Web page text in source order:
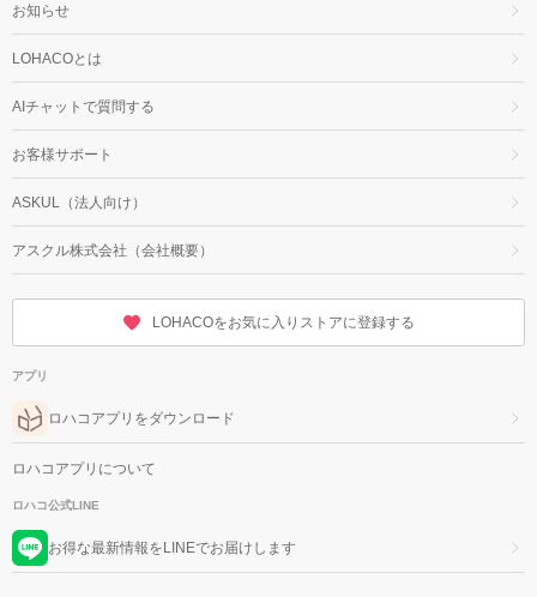
お知らせ
LOHACOとは
AIチャットで質問する
お客様サポート
ASKUL（法人向け）
アスクル株式会社（会社概要）
LOHACOをお気に入りストアに登録する
アプリ
ロハコアプリをダウンロード
ロハコアプリについて
ロハコ公式LINE
お得な最新情報をLINEでお届けします